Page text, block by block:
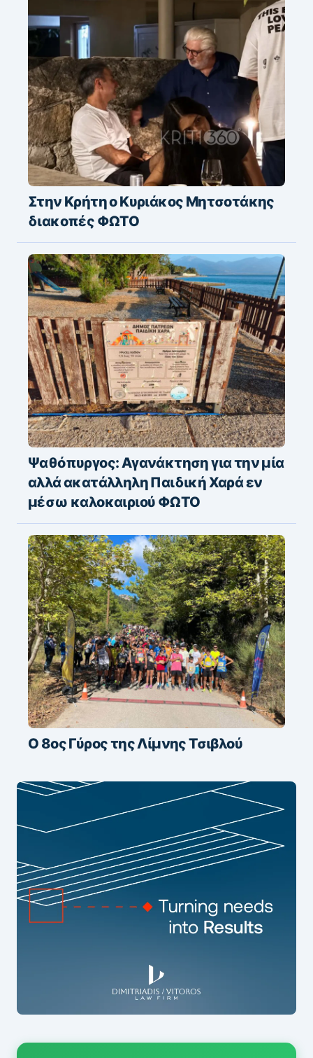
Στην Κρήτη ο Κυριάκος Μητσοτάκης
διακοπές ΦΩΤΟ
Ψαθόπυργος: Αγανάκτηση για την μία
αλλά ακατάλληλη Παιδική Χαρά εν
μέσω καλοκαιριού ΦΩΤΟ
Ο 8ος Γύρος της Λίμνης Τσιβλού